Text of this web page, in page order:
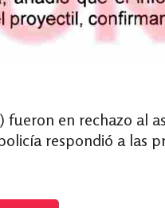
en rechazo al
respondió a las